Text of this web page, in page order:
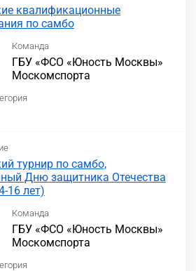
квалификационные
по самбо
Команда
ГБУ «ФСО «Юность Москвы»
Москомспорта
турнир по самбо,
Дню защитника Отечества
16 лет)
Команда
ГБУ «ФСО «Юность Москвы»
Москомспорта